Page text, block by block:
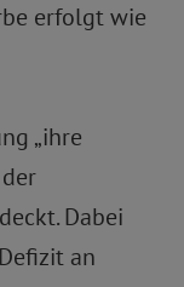
erfolgt wie
„ihre
Dabei
an